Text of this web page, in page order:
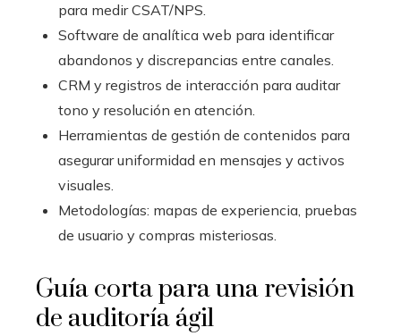
para medir CSAT/NPS.
Software de analítica web para identificar
abandonos y discrepancias entre canales.
CRM y registros de interacción para auditar
tono y resolución en atención.
Herramientas de gestión de contenidos para
asegurar uniformidad en mensajes y activos
visuales.
Metodologías: mapas de experiencia, pruebas
de usuario y compras misteriosas.
Guía corta para una revisión
de auditoría ágil